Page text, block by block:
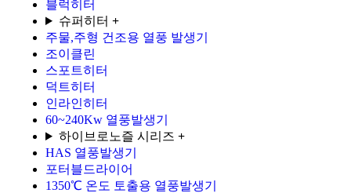
블럭히터
슈퍼히터 +
주물,주형 건조용 열풍 발생기
조이클린
스포트히터
덕트히터
인라인히터
60~240Kw 열풍발생기
하이브로노즐 시리즈 +
HAS 열풍발생기
포터블드라이어
1350℃ 온도 토출용 열풍발생기